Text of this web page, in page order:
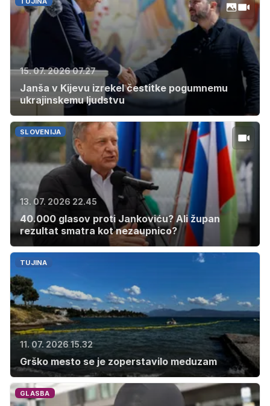
15. 07. 2026 07.27
Janša v Kijevu izrekel čestitke pogumnemu
ukrajinskemu ljudstvu
SLOVENIJA
13. 07. 2026 22.45
40.000 glasov proti Jankoviću? Ali župan
rezultat smatra kot nezaupnico?
TUJINA
11. 07. 2026 15.32
Grško mesto se je zoperstavilo meduzam
GLASBA